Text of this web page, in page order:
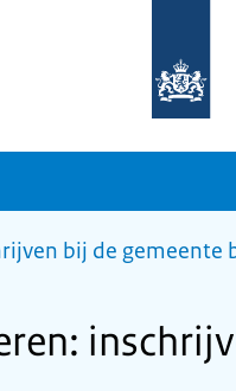
homepage
bij de gemeente